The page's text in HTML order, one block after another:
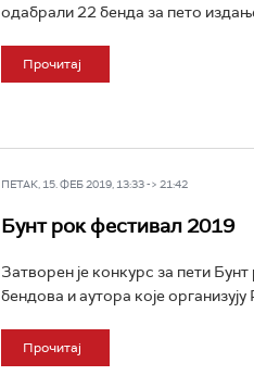
одабрали 22 бенда за пето
Прочитај
ПЕТАК, 15. ФЕБ 2019, 13:33 -> 21:42
Бунт рок фестивал 2019
Затворен је конкурс за пети
бендова и аутора које
Прочитај